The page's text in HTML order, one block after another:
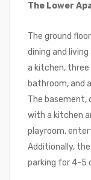
The Lower
The ground
dining and
a kitchen, three
bathroom, and
The basement,
with a kitchen
playroom,
Additionally,
parking for 4-5